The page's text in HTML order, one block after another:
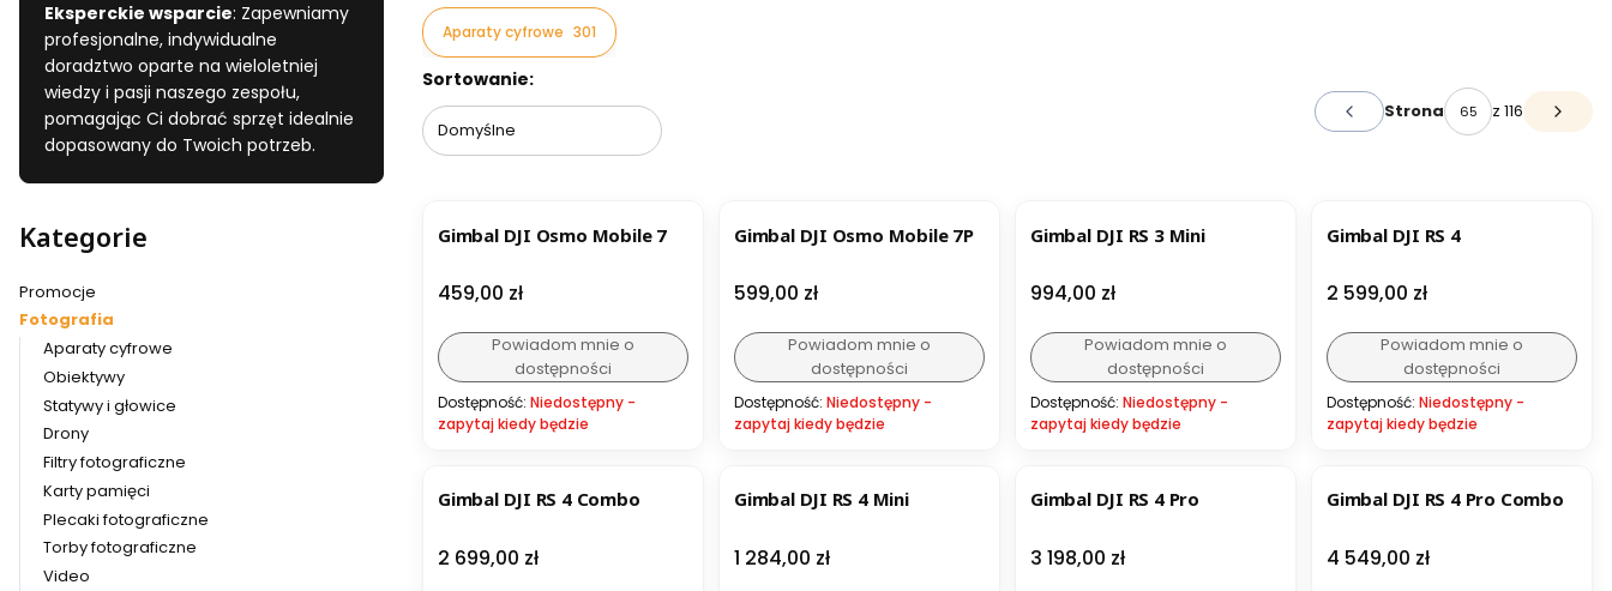
Eksperckie wsparcie: Zapewniamy
profesjonalne, indywidualne
doradztwo oparte na wieloletniej
wiedzy i pasji naszego zespołu,
pomagając Ci dobrać sprzęt idealnie
dopasowany do Twoich potrzeb.
Kategorie
Promocje
Fotografia
Aparaty cyfrowe
Obiektywy
Statywy i głowice
Drony
Filtry fotograficzne
Karty pamięci
Plecaki fotograficzne
Torby fotograficzne
Video
Aparaty cyfrowe 301
Lista produktów
Sortowanie:
Domyślne Poprzednie produkty
Strona z 116
Gimbal DJI Osmo Mobile 7
Cena
459,00 zł
Powiadom mnie o
dostępności
Dostępność: Niedostępny -
zapytaj kiedy będzie
Gimbal DJI Osmo Mobile 7P
Cena
599,00 zł
Powiadom mnie o
dostępności
Dostępność: Niedostępny -
zapytaj kiedy będzie
Gimbal DJI RS 3 Mini
Cena
994,00 zł
Powiadom mnie o
dostępności
Dostępność: Niedostępny -
zapytaj kiedy będzie
Gimbal DJI RS 4
Cena
2 599,00 zł
Powiadom mnie o
dostępności
Dostępność: Niedostępny -
zapytaj kiedy będzie
Gimbal DJI RS 4 Combo
Cena
2 699,00 zł
Gimbal DJI RS 4 Mini
Cena
1 284,00 zł
Gimbal DJI RS 4 Pro
Cena
3 198,00 zł
Gimbal DJI RS 4 Pro Combo
Cena
4 549,00 zł